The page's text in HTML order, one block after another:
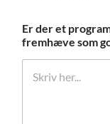
Er der et
fremhæve som